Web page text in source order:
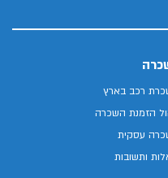
רכב בארץ
הזמנת השכרה
עסקית
ותשובות